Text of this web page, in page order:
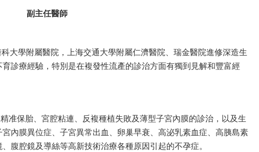
副主任醫師
大學附屬醫院，上海交通大學附屬仁濟醫院、瑞金醫院進修深造生
診療經驗，特別是在複發性流產的診治方面有獨到見解和豐富經
准保胎、宮腔粘連、反複種植失敗及薄型子宮內膜的診治，以及生
內膜異位症、子宮異常出血、卵巢早衰、高泌乳素血症、高胰島素
腹腔鏡及導絲等高新技術治療各種原因引起的不孕症。